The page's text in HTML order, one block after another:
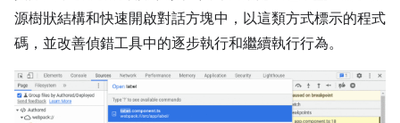
源樹狀結構和快速開啟對話方塊中，以這類方式標示的程式
碼，並改善偵錯工具中的逐步執行和繼續執行行為。